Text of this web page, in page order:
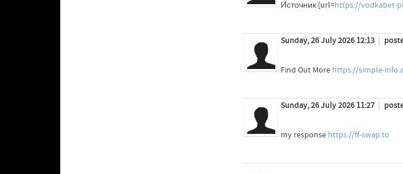
Источник [url=https://vodkabet-
Sunday, 26 July 2026 12:13
Find Out More https://simple-
Sunday, 26 July 2026 11:27
my response https://ff-swap.to